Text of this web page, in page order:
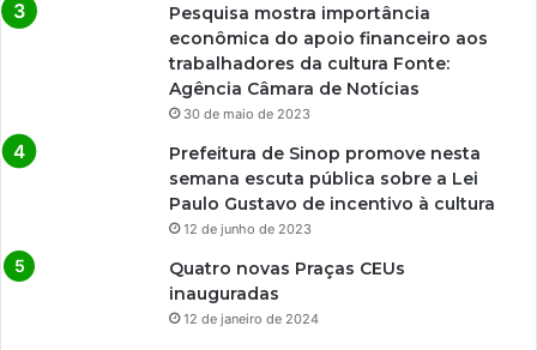
Pesquisa mostra importância
econômica do apoio financeiro aos
trabalhadores da cultura Fonte:
Agência Câmara de Notícias
30 de maio de 2023
Prefeitura de Sinop promove nesta
semana escuta pública sobre a Lei
Paulo Gustavo de incentivo à cultura
12 de junho de 2023
Quatro novas Praças CEUs
inauguradas
12 de janeiro de 2024